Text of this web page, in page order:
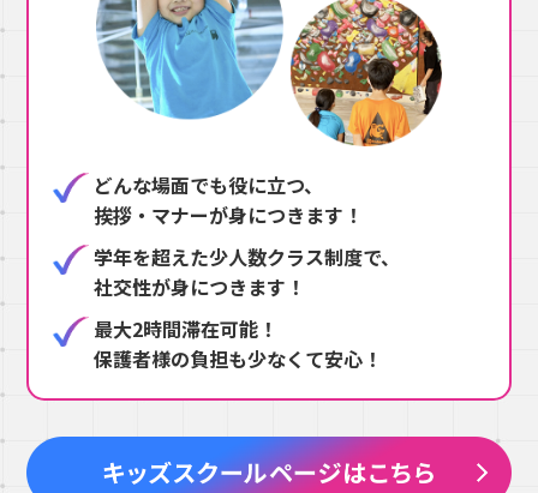
どんな場面でも役に立つ、
挨拶・マナーが身につきます！
学年を超えた少人数クラス制度で、
社交性が身につきます！
最大2時間滞在可能！
保護者様の負担も少なくて安心！